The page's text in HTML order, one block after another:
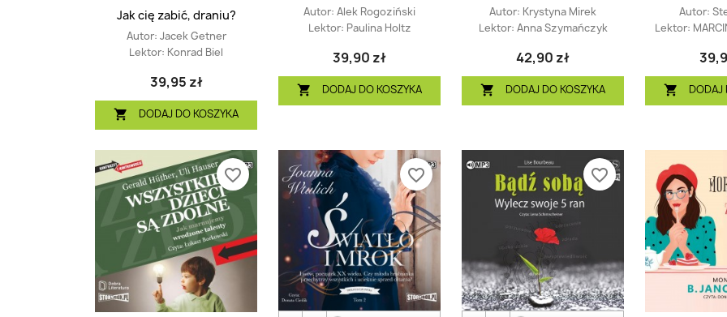
Jak cię zabić, draniu?
Autor: Jacek Getner
Lektor: Konrad Biel
39,95 zł
 DODAJ DO KOSZYKA
Autor: Alek Rogoziński
Lektor: Paulina Holtz
39,90 zł
 DODAJ DO KOSZYKA
Autor: Krystyna Mirek
Lektor: Anna Szymańczyk
42,90 zł
 DODAJ DO KOSZYKA
Autor:
Lektor:
 DODAJ
favorite_border favorite_border favorite_border